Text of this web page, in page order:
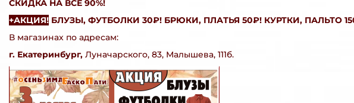
СКИДКА НА ВСЁ 90%!
+АКЦИЯ! БЛУЗЫ, ФУТБОЛКИ 30₽! БРЮКИ, ПЛАТЬЯ 50₽! КУРТКИ, ПАЛЬТО
В магазинах по адресам:
г. Екатеринбург, Луначарского, 83, Малышева, 111б.